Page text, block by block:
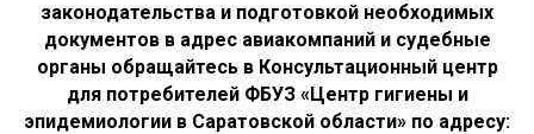
законодательства и подготовкой необходимых
документов в адрес авиакомпаний и судебные
органы обращайтесь в Консультационный центр
для потребителей ФБУЗ «Центр гигиены и
эпидемиологии в Саратовской области» по адресу: